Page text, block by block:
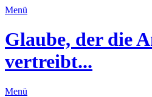
Menü
Glaube, der die
vertreibt...
Menü